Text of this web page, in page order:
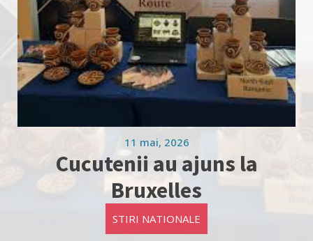
11 mai, 2026
Cucutenii au ajuns la
Bruxelles
STIRI NATIONALE